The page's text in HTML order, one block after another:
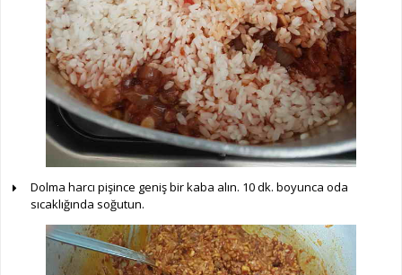
Dolma harcı pişince geniş bir kaba alın. 10 dk. boyunca oda
sıcaklığında soğutun.